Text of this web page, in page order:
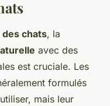
chats, la
avec des
est cruciale. Les
formulés
mais leur